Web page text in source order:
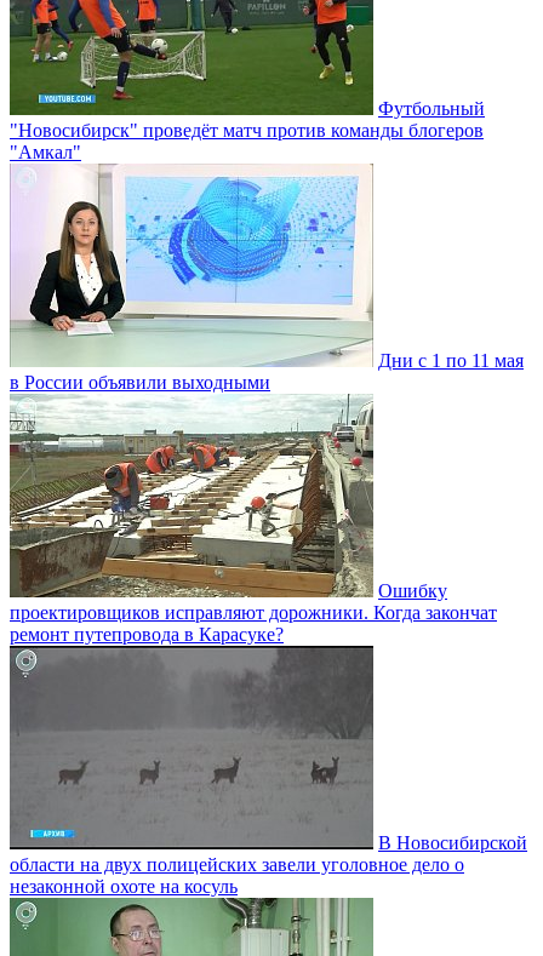
Футбольный
"Новосибирск" проведёт матч против команды блогеров
"Амкал"
Дни с 1 по 11 мая
в России объявили выходными
Ошибку
проектировщиков исправляют дорожники. Когда закончат
ремонт путепровода в Карасуке?
В Новосибирской
области на двух полицейских завели уголовное дело о
незаконной охоте на косуль